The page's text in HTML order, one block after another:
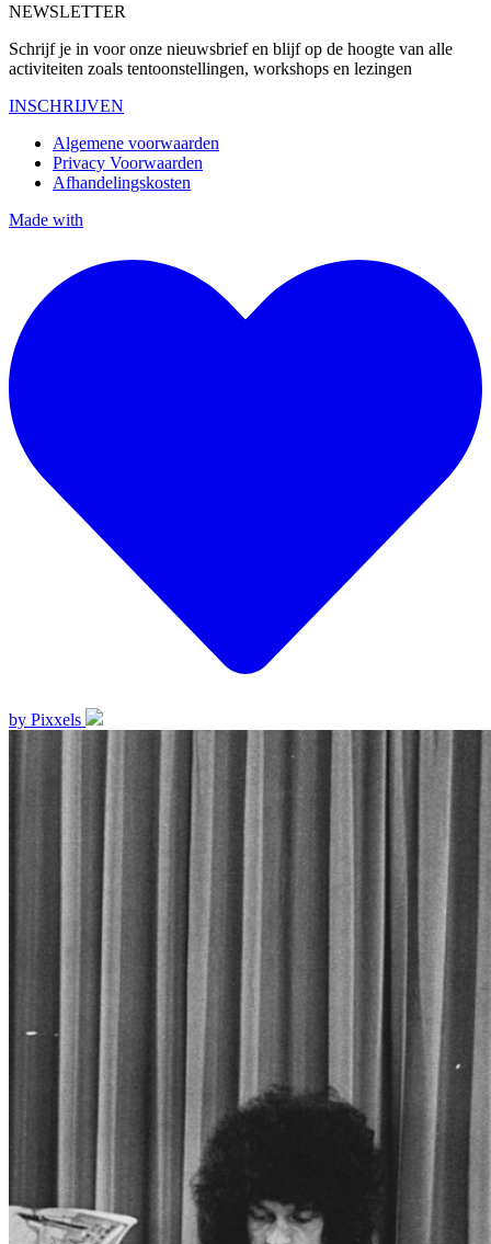
NEWSLETTER
Schrijf je in voor onze nieuwsbrief en blijf op de hoogte van alle
activiteiten zoals tentoonstellingen, workshops en lezingen
INSCHRIJVEN
Algemene voorwaarden
Privacy Voorwaarden
Afhandelingskosten
Made with
by Pixxels